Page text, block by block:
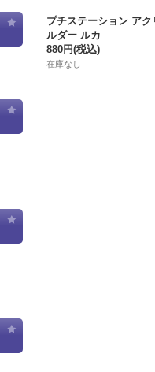
プチステーション アク
ルダー ルカ
880円(税込)
在庫なし